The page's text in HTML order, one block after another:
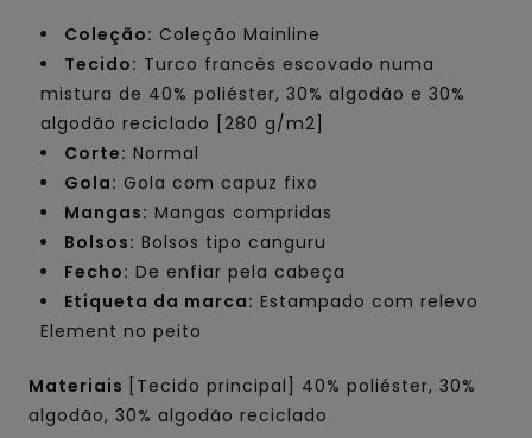
Coleção: Coleção Mainline
Tecido: Turco francês escovado numa
mistura de 40% poliéster, 30% algodão e 30%
algodão reciclado [280 g/m2]
Corte: Normal
Gola: Gola com capuz fixo
Mangas: Mangas compridas
Bolsos: Bolsos tipo canguru
Fecho: De enfiar pela cabeça
Etiqueta da marca: Estampado com relevo
Element no peito
Materiais
[Tecido principal] 40% poliéster, 30%
algodão, 30% algodão reciclado